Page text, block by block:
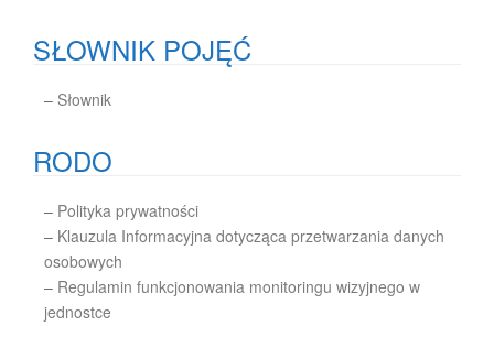
SŁOWNIK POJĘĆ
– Słownik
RODO
– Polityka prywatności
– Klauzula Informacyjna dotycząca przetwarzania danych
osobowych
– Regulamin funkcjonowania monitoringu wizyjnego w
jednostce